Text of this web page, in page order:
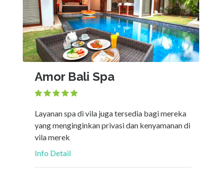
Amor Bali Spa
Layanan spa di vila juga tersedia bagi mereka
yang menginginkan privasi dan kenyamanan di
vila merek
Info Detail